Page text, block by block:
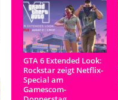
GTA 6 Extended Look:
Rockstar zeigt Netflix-
Special am
Gamescom-